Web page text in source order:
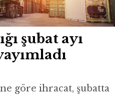
şubat ayı
göre ihracat, şubatta